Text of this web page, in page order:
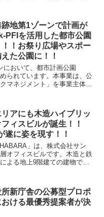
地第1ゾーンで計画が
PFIを活用した都市公園
！お祭り広場やスポー
た公園に！！
において、都市計画公園
られています。本事業は、公
マネジメント」を事業主体と
アにも木造ハイブリッ
フィスビルが誕生！！
遂に姿を現す！！
」は、株式会社サン
オフィスビルです。木造と鉄
よる地上9階建ての建物で、
新庁舎の公募型プロポ
ける最優秀提案者が決